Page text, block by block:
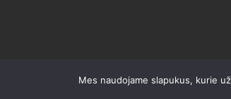
Mes naudojame slapukus, kurie